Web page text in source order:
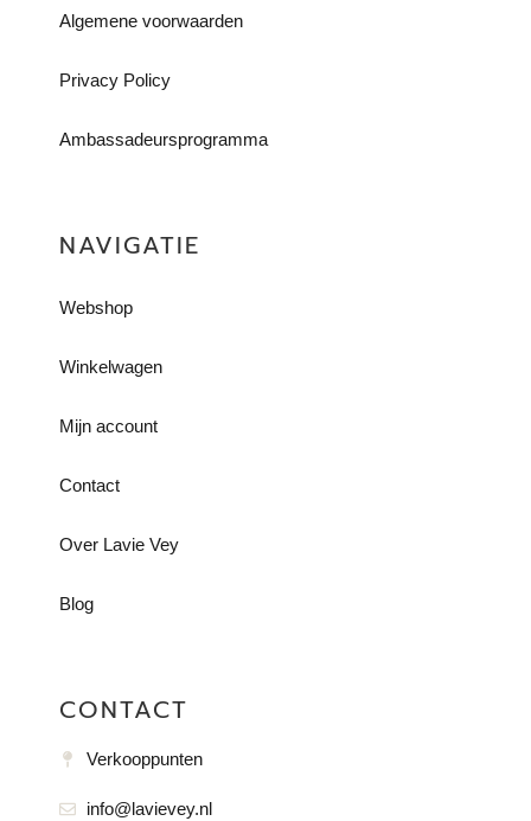
Algemene voorwaarden
Privacy Policy
Ambassadeursprogramma
NAVIGATIE
Webshop
Winkelwagen
Mijn account
Contact
Over Lavie Vey
Blog
CONTACT
Verkooppunten
info@lavievey.nl